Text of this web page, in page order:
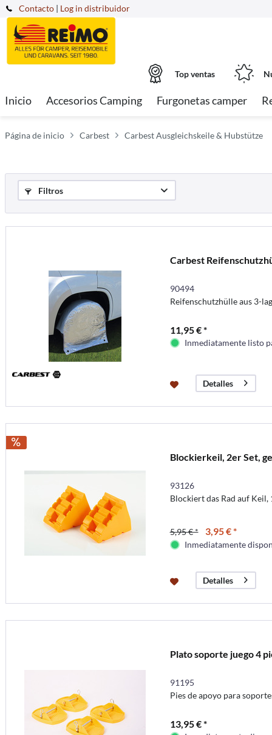
Contacto | Log in distribuidor
Top ventas
Inicio Accesorios Camping Furgonetas camper
Página de inicio Carbest Carbest Ausgleichskeile & Hubstütze
Filtros
Carbest
90494
Reifenschutzhülle aus 3-
11,95 € *
Inmediatamente listo
Detalles
Blockierkeil, 2er Set,
93126
Blockiert das Rad auf
5,95 € * 3,95 € *
Inmediatamente
Detalles
Plato soporte juego 4
91195
Pies de apoyo para
13,95 € *